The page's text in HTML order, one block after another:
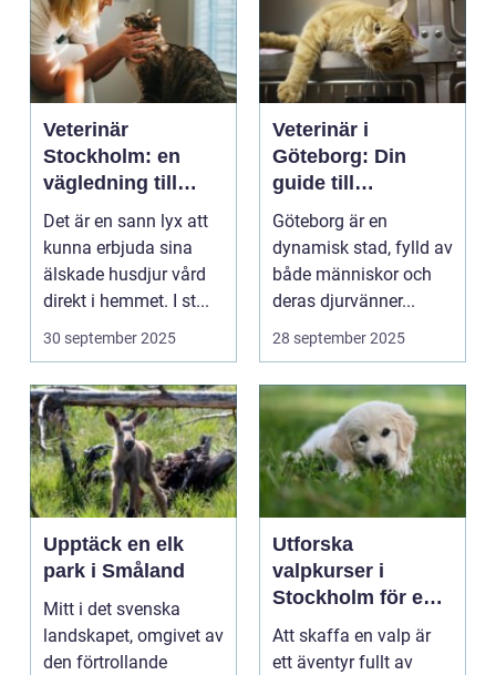
Veterinär
Stockholm: en
vägledning till
vård i hemmiljö
Det är en sann lyx att
kunna erbjuda sina
älskade husdjur vård
direkt i hemmet. I st...
30 september 2025
Veterinär i
Göteborg: Din
guide till
djursjukvård
Göteborg är en
dynamisk stad, fylld av
både människor och
deras djurvänner...
28 september 2025
Upptäck en elk
park i Småland
Mitt i det svenska
landskapet, omgivet av
den förtrollande
Utforska
valpkurser i
Stockholm för en
lycklig och
välanpassad valp
Att skaffa en valp är
ett äventyr fullt av